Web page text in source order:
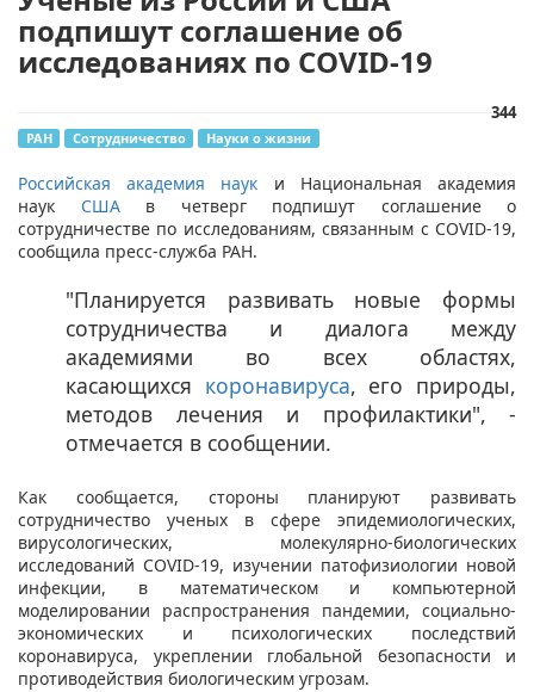
подпишут соглашение об
исследованиях по COVID-19
344
РАН Сотрудничество Науки о жизни
Российская академия наук и Национальная академия
наук СШАв четверг подпишут соглашение о
сотрудничестве по исследованиям, связанным с COVID-19,
сообщила пресс-служба РАН.
"Планируется развивать новые формы
сотрудничества и диалога между
академиями во всех областях,
касающихся коронавируса, его природы,
методов лечения и профилактики", -
отмечается в сообщении. ​
Как сообщается, стороны планируют развивать
сотрудничество ученых в сфере эпидемиологических,
вирусологических, молекулярно-биологических
исследований COVID-19, изучении патофизиологии новой
инфекции, в математическом и компьютерной
моделировании распространения пандемии, социально-
экономических и психологических последствий
коронавируса, укреплении глобальной безопасности и
противодействия биологическим угрозам.